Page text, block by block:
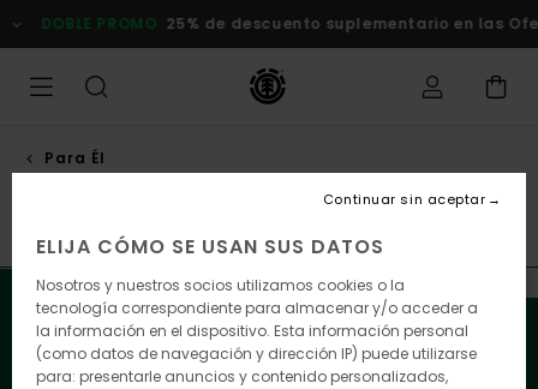
la
productos
DOBLE PROMO 25% de descuento suplementario en las
Para Él
Regalos para dejar en el árbol de
¿Quieres causar sensación durante las fiestas? Sólo
déjate guiar con nuestra selección de material duro,
ropa y accesorios. Regala a tus seres queridos lo mejor
de Element.
ELIJA CÓMO SE USAN SUS DATOS
Nosotros y nuestros socios utilizamos cookies o la
tecnología correspondiente para almacenar y/o acceder a
la información en el dispositivo. Esta información personal
(como datos de navegación y dirección IP) puede utilizarse
para: presentarle anuncios y contenido personalizados,
Continuar sin aceptar